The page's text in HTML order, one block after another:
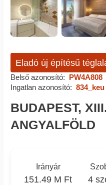
Eladó új építésű
Belső azonosító: PW4A808
Ingatlan azonosító: 834_keu
BUDAPEST,
ANGYALFÖLD
Irányár
151.49 M Ft 4